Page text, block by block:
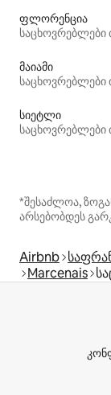
ფლორენცია
საცხოვრებლები
მაიამი
საცხოვრებლები
სიეტლი
საცხოვრებლები
*შესაძლოა,
არსებობდეს
Airbnb
Marcenais